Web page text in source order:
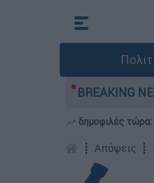
BREAKING
τον θάνατο του
δημοφιλές τώρα:
┋ Απόψεις ┋